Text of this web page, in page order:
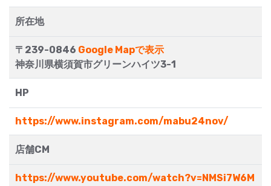
所在地
〒239-0846 Google Mapで表示
神奈川県横須賀市グリーンハイツ3-1
HP
https://www.instagram.com/mabu24nov/
店舗CM
https://www.youtube.com/watch?v=NMSi7W6M